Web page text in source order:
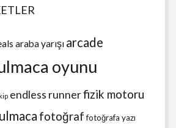
araba yarışı arcade
oyunu
endless runnerfizik motoru
fotoğraf fotoğrafa yazı